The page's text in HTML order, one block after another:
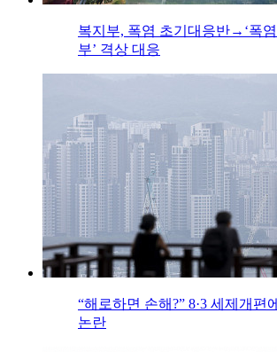
복지부, 폭염 초기대응반→‘폭
부’ 격상 대응
“해로하면 손해?” 8·3 세제개편
논란